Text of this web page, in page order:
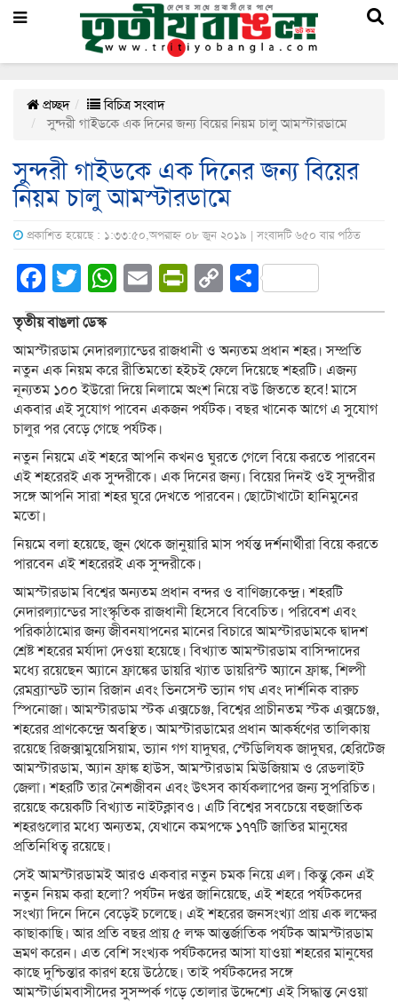
প্রচ্ছদ
বিচিত্র সংবাদ
সুন্দরী গাইডকে এক দিনের জন্য বিয়ের নিয়ম চালু আমস্টারডামে
সুন্দরী গাইডকে এক দিনের জন্য বিয়ের
নিয়ম চালু আমস্টারডামে
প্রকাশিত হয়েছে : ১:৩৩:৫০,অপরাহ্ন ০৮ জুন ২০১৯ | সংবাদটি ৬৫০ বার পঠিত
Facebook
Twitter
WhatsApp
EmailPrintFriendly
Copy
Link
Share
তৃতীয় বাঙলাডেস্ক
আমস্টারডাম নেদারল্যান্ডের রাজধানী ও অন্যতম প্রধান শহর। সম্প্রতি
নতুন এক নিয়ম করে রীতিমতো হইচই ফেলে দিয়েছে শহরটি। এজন্য
নূন্যতম ১০০ ইউরো দিয়ে নিলামে অংশ নিয়ে বউ জিততে হবে! মাসে
একবার এই সুযোগ পাবেন একজন পর্যটক। বছর খানেক আগে এ সুযোগ
চালুর পর বেড়ে গেছে পর্যটক।
নতুন নিয়মে এই শহরে আপনি কখনও ঘুরতে গেলে বিয়ে করতে পারবেন
এই শহরেরই এক সুন্দরীকে। এক দিনের জন্য। বিয়ের দিনই ওই সুন্দরীর
সঙ্গে আপনি সারা শহর ঘুরে দেখতে পারবেন। ছোটোখাটো হানিমুনের
মতো।
নিয়মে বলা হয়েছে, জুন থেকে জানুয়ারি মাস পর্যন্ত দর্শনার্থীরা বিয়ে করতে
পারবেন এই শহরেরই এক সুন্দরীকে।
আমস্টারডাম বিশ্বের অন্যতম প্রধান বন্দর ও বাণিজ্যকেন্দ্র। শহরটি
নেদারল্যান্ডের সাংস্কৃতিক রাজধানী হিসেবে বিবেচিত। পরিবেশ এবং
পরিকাঠামোর জন্য জীবনযাপনের মানের বিচারে আমস্টারডামকে দ্বাদশ
শ্রেষ্ট শহরের মর্যাদা দেওয়া হয়েছে। বিখ্যাত আমস্টারডাম বাসিন্দাদের
মধ্যে রয়েছেন অ্যানে ফ্রাঙ্কের ডায়রি খ্যাত ডায়রিস্ট অ্যানে ফ্রাঙ্ক, শিল্পী
রেমব্র্যান্ড্ট ভ্যান রিজান এবং ভিনসেন্ট ভ্যান গঘ এবং দার্শনিক বারুচ
স্পিনোজা। আমস্টারডাম স্টক এক্সচেঞ্জ, বিশ্বের প্রাচীনতম স্টক এক্সচেঞ্জ,
শহরের প্রাণকেন্দ্রে অবস্থিত। আমস্টারডামের প্রধান আকর্ষণের তালিকায়
রয়েছে রিজক্সামুয়েসিয়াম, ভ্যান গগ যাদুঘর, স্টেডিলিযক জাদুঘর, হেরিটেজ
আমস্টারডাম, অ্যান ফ্রাঙ্ক হাউস, আমস্টারডাম মিউজিয়াম ও রেডলাইট
জেলা। শহরটি তার নৈশজীবন এবং উৎসব কার্যকলাপের জন্য সুপরিচিত।
রয়েছে কয়েকটি বিখ্যাত নাইটক্লাবও। এটি বিশ্বের সবচেয়ে বহুজাতিক
শহরগুলোর মধ্যে অন্যতম, যেখানে কমপক্ষে ১৭৭টি জাতির মানুষের
প্রতিনিধিত্ব রয়েছে।
সেই আমস্টারডামই আরও একবার নতুন চমক নিয়ে এল। কিন্তু কেন এই
নতুন নিয়ম করা হলো? পর্যটন দপ্তর জানিয়েছে, এই শহরে পর্যটকদের
সংখ্যা দিনে দিনে বেড়েই চলেছে। এই শহরের জনসংখ্যা প্রায় এক লক্ষের
কাছাকাছি। আর প্রতি বছর প্রায় ৫ লক্ষ আন্তর্জাতিক পর্যটক আমস্টারডাম
ভ্রমণ করেন। এত বেশি সংখ্যক পর্যটকদের আসা যাওয়া শহরের মানুষের
কাছে দুশ্চিন্তার কারণ হয়ে উঠেছে। তাই পর্যটকদের সঙ্গে
আমস্টার্ডামবাসীদের সুসম্পর্ক গড়ে তোলার উদ্দেশ্যে এই সিদ্ধান্ত নেওয়া